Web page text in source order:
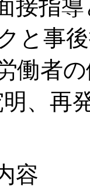
接指
と事
働者
、再
容